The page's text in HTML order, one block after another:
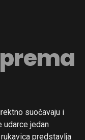
suočavaju i
udarce jedan
predstavlja